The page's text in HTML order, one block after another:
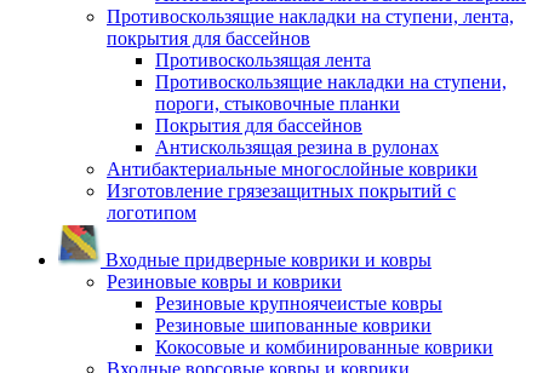
Противоскользящие накладки на ступени, лента,
покрытия для бассейнов
Противоскользящая лента
Противоскользящие накладки на ступени,
пороги, стыковочные планки
Покрытия для бассейнов
Антискользящая резина в рулонах
Антибактериальные многослойные коврики
Изготовление грязезащитных покрытий с
логотипом
Входные придверные коврики и ковры
Резиновые ковры и коврики
Резиновые крупноячеистые ковры
Резиновые шипованные коврики
Кокосовые и комбинированные коврики